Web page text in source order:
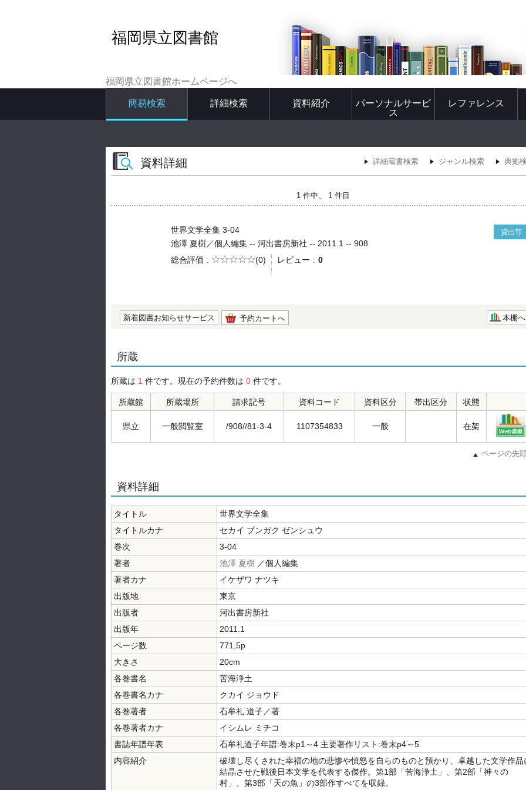
福岡県立図書館
福岡県立図書館ホームページへ
簡易検索 詳細検索 資料紹介
パーソナルサービ
ス
レファレンス
資料詳細 詳細蔵書検索 ジャンル検索 典拠
1 件中、 1 件目
世界文学全集 3-04 貸出可
池澤 夏樹／個人編集 -- 河出書房新社 -- 2011.1 -- 908
総合評価
5段階評価
(0) レビュー 0
新着図書お知らせサービス 予約カートへ 本棚へ
所蔵
所蔵は 1 件です。現在の予約件数は 0 件です。
所蔵館 所蔵場所 請求記号 資料コード 資料区分 帯出区分 状態
県立 一般閲覧室 /908//81-3-4 1107354833 一般 在架
ページの先
資料詳細
タイトル
世界文学全集
タイトルカナ
セカイ ブンガク ゼンシュウ
巻次
3-04
著者
池澤 夏樹 ／個人編集
著者カナ
イケザワ ナツキ
出版地
東京
出版者
河出書房新社
出版年
2011.1
ページ数
771,5p
大きさ
20cm
各巻書名
苦海浄土
各巻書名カナ
クカイ ジョウド
各巻著者
石牟礼 道子／著
各巻著者カナ
イシムレ ミチコ
書誌年譜年表
石牟礼道子年譜:巻末p1～4 主要著作リスト:巻末p4～5
内容紹介
破壊し尽くされた幸福の地の悲惨や憤怒を自らのものと預かり、卓越した文学作品
結晶させた戦後日本文学を代表する傑作。第1部「苦海浄土」、第2部「神々の
村」、第3部「天の魚」の3部作すべてを収録。